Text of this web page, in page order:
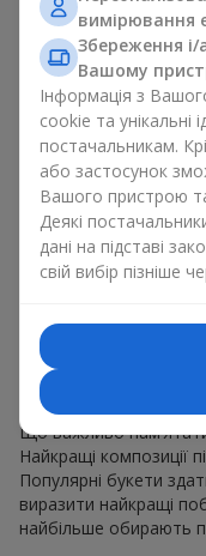
для будь-якого
адаптувати під
Масові квіткові
ромашки —
привабливими
чудовий вигляд.
атмосферу
Популярні квіти для
пори року, але ці
залишаються в
Якщо ви хочете бути
звертайтесь до цих
Для
обирають
Що важливо
Найкращі композиції
Популярні букети
виразити найкращі
найбільше обирають
вимірювання
Збереження і/
Вашому
Інформація з
cookie та унікальні
постачальникам.
або застосунок
Вашого пристрою
Деякі
дані на підставі
свій вибір пізніше